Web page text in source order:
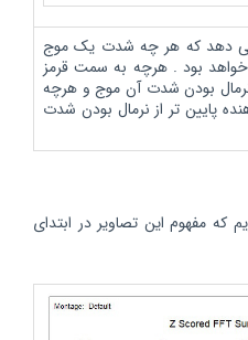
دهد که هر چه شدت یک موج
بود . هرچه به سمت قرمز
بودن شدت آن موج و هرچه
پایین تر از نرمال بودن شدت
که مفهوم این تصاویر در ابتدای